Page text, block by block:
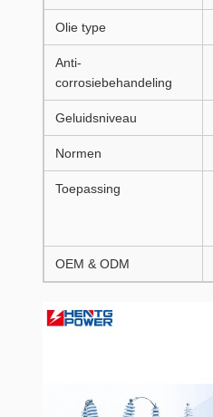
Olie type
Anti-
corrosiebehandeling
Geluidsniveau
Normen
Toepassing
OEM & ODM